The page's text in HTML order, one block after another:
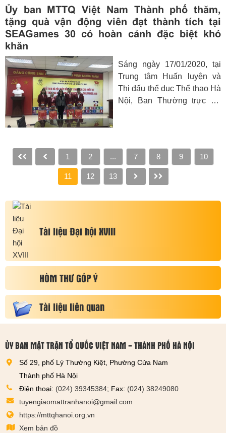
Tết tại Trung tâm Nuôi
dưỡng và Điều dưỡng
người có công số 2 Hà Nội
(xã Viên An, huyện Ứng
Ủy ban MTTQ Việt Nam Thành phố thăm,
tặng quà vận động viên đạt thành tích tại
SEAGames 30 có hoàn cảnh đặc biệt khó
khăn
Sáng ngày 17/01/2020, tại
Trung tâm Huấn luyện và
Thi đấu thể dục Thể thao Hà
Nội, Ban Thường trực Ủy
phố Hà Nội đạt thành tích
trong SEAGames 30 có
hoàn cảnh đặc biệt khó khăn
nhân dịp Tết Nguyên đán
1 2 ... 7 8 9 10
11 12 13
Tài liệu Đại hội XVIII
HÒM THƯ GÓP Ý
Tài liệu liên quan
ỦY BAN MẶT TRẬN TỔ QUỐC VIỆT NAM - THÀNH PHỐ HÀ NỘI
Số 29, phố Lý Thường Kiệt, Phường Cửa Nam
Thành phố Hà Nội
Điện thoại: (024) 39345384; Fax: (024) 38249080
tuyengiaomattranhanoi@gmail.com
https://mttqhanoi.org.vn
Xem bản đồ